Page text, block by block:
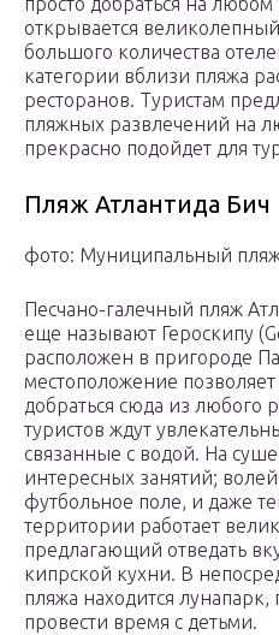
открывается
большого количества
категории вблизи пляжа
ресторанов. Туристам
пляжных развлечений на
прекрасно подойдет для
Пляж Атлантида Бич
фото: Муниципальный
Песчано-галечный пляж
еще называют Героскипу
расположен в пригороде
местоположение позволяет
добраться сюда из любого
туристов ждут
связанные с водой. На
интересных занятий;
футбольное поле, и даже
территории работает
предлагающий отведать
кипрской кухни. В
пляжа находится
провести время с детьми.